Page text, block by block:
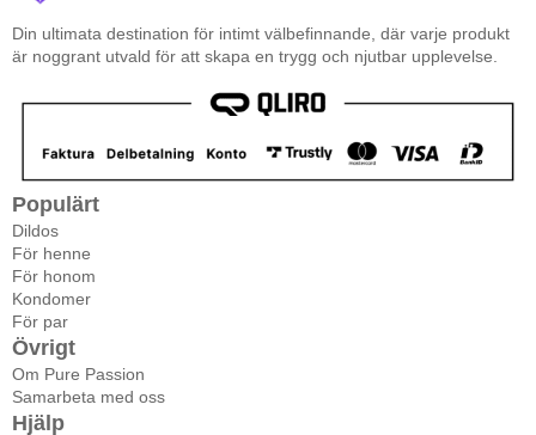
Din ultimata destination för intimt välbefinnande, där varje produkt
är noggrant utvald för att skapa en trygg och njutbar upplevelse.
Populärt
Dildos
För henne
För honom
Kondomer
För par
Övrigt
Om Pure Passion
Samarbeta med oss
Hjälp